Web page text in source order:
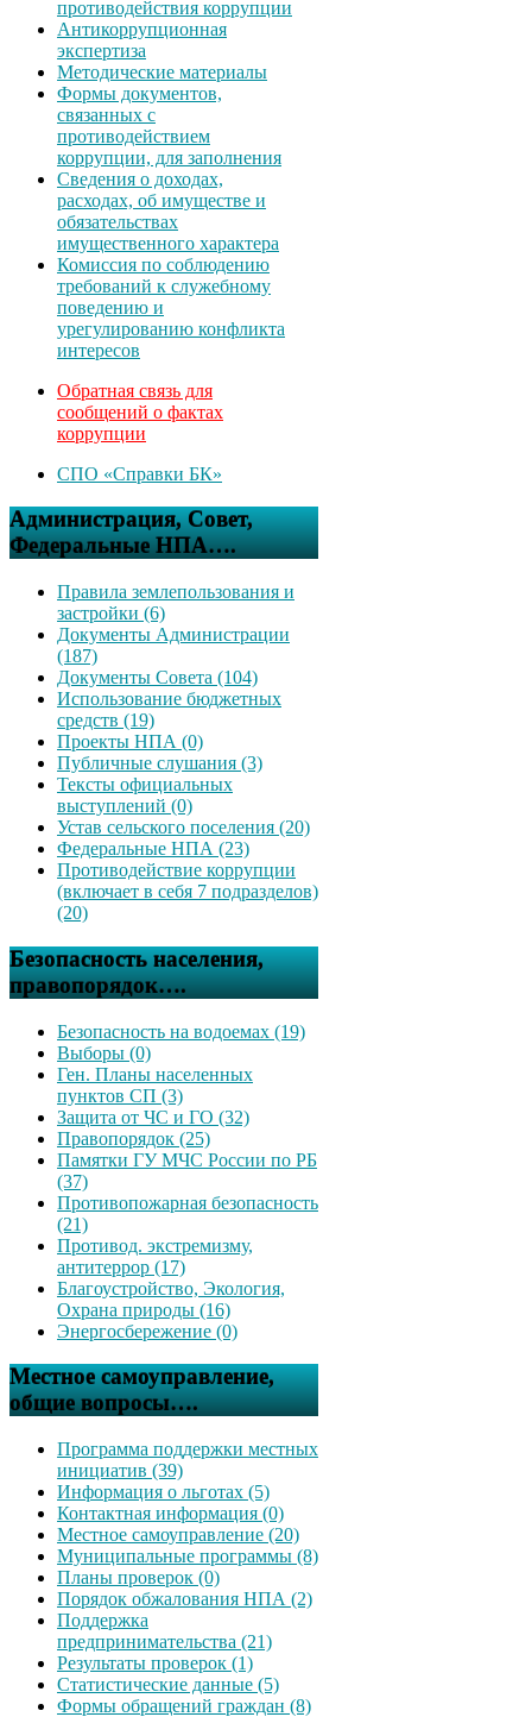
противодействия коррупции
Антикоррупционная
экспертиза
Методические материалы
Формы документов,
связанных с
противодействием
коррупции, для заполнения
Сведения о доходах,
расходах, об имуществе и
обязательствах
имущественного характера
Комиссия по соблюдению
требований к служебному
поведению и
урегулированию конфликта
интересов
Обратная связь для
сообщений о фактах
коррупции
СПО «Справки БК»
Администрация, Совет,
Федеральные НПА….
Правила землепользования и
застройки (6)
Документы Администрации
(187)
Документы Совета (104)
Использование бюджетных
средств (19)
Проекты НПА (0)
Публичные слушания (3)
Тексты официальных
выступлений (0)
Устав сельского поселения (20)
Федеральные НПА (23)
Противодействие коррупции
(включает в себя 7 подразделов)
(20)
Безопасность населения,
правопорядок….
Безопасность на водоемах (19)
Выборы (0)
Ген. Планы населенных
пунктов СП (3)
Защита от ЧС и ГО (32)
Правопорядок (25)
Памятки ГУ МЧС России по РБ
(37)
Противопожарная безопасность
(21)
Противод. экстремизму,
антитеррор (17)
Благоустройство, Экология,
Охрана природы (16)
Энергосбережение (0)
Местное самоуправление,
общие вопросы….
Программа поддержки местных
инициатив (39)
Информация о льготах (5)
Контактная информация (0)
Местное самоуправление (20)
Муниципальные программы (8)
Планы проверок (0)
Порядок обжалования НПА (2)
Поддержка
предпринимательства (21)
Результаты проверок (1)
Статистические данные (5)
Формы обращений граждан (8)